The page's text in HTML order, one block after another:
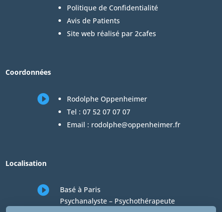
Politique de Confidentialité
Avis de Patients
Site web réalisé par 2cafes
Coordonnées

Rodolphe Oppenheimer
Tel : 07 52 07 07 07
Email : rodolphe@oppenheimer.fr
Localisation

Basé à Paris
Psychanalyste – Psychothérapeute